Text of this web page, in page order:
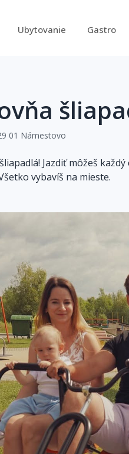
Ubytovanie Gastro
01 Námestovo
Jazdiť môžeš
vybavíš na mieste.